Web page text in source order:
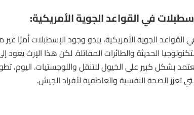
في القواعد الجوية الأمريكية:
القواعد الجوية الأمريكية، يبدو وجود الإسطبلات أمرًا
الحديثة والطائرات المقاتلة. لكن هذا الإرث
بشكل كبير على الخيول للتنقل واللوجستيات. اليوم،
تعزز الصحة النفسية والعاطفية لأفراد الجيش.